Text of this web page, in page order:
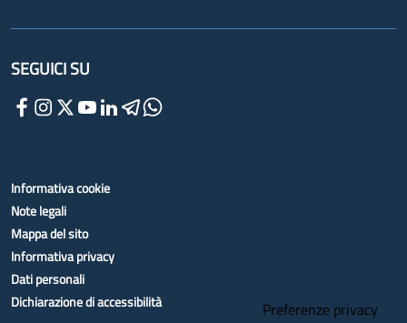
SEGUICI SU
Informativa cookie
Note legali
Mappa del sito
Informativa privacy
Dati personali
Dichiarazione di accessibilità